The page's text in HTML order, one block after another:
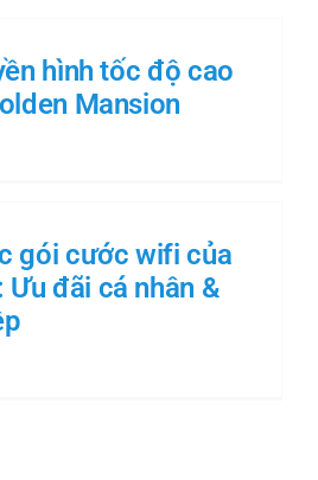
hình tốc độ cao
Mansion
gói cước wifi của
Ưu đãi cá nhân &